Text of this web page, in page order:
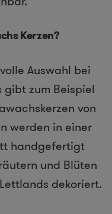
Kerzen?
Auswahl bei
gibt zum Beispiel
von
werden in einer
handgefertigt
und Blüten
dekoriert.